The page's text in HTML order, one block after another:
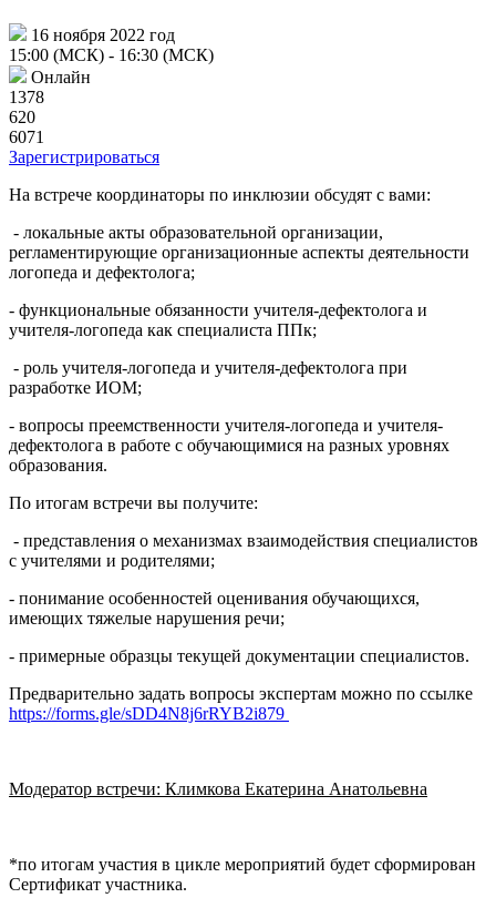
16 ноября 2022 год
15:00 (МСК) - 16:30 (МСК)
Онлайн
1378
620
6071
Зарегистрироваться
На встрече координаторы по инклюзии обсудят с вами:
- локальные акты образовательной организации,
регламентирующие организационные аспекты деятельности
логопеда и дефектолога;
- функциональные обязанности учителя-дефектолога и
учителя-логопеда как специалиста ППк;
- роль учителя-логопеда и учителя-дефектолога при
разработке ИОМ;
- вопросы преемственности учителя-логопеда и учителя-
дефектолога в работе с обучающимися на разных уровнях
образования.
По итогам встречи вы получите:
- представления о механизмах взаимодействия специалистов
с учителями и родителями;
- понимание особенностей оценивания обучающихся,
имеющих тяжелые нарушения речи;
- примерные образцы текущей документации специалистов.
Предварительно задать вопросы экспертам можно по ссылке
https://forms.gle/sDD4N8j6rRYB2i879
Модератор встречи: Климкова Екатерина Анатольевна
*по итогам участия в цикле мероприятий будет сформирован
Сертификат участника.